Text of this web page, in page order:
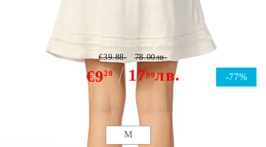
Vero Moda Release skirt
-77%
€920 1799лв.
€39.88 78.00лв.
M